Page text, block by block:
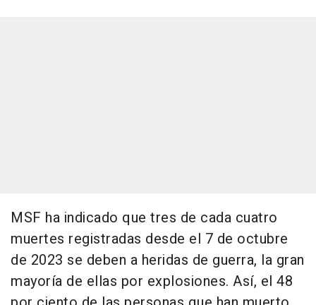
MSF ha indicado que tres de cada cuatro
muertes registradas desde el 7 de octubre
de 2023 se deben a heridas de guerra, la gran
mayoría de ellas por explosiones. Así, el 48